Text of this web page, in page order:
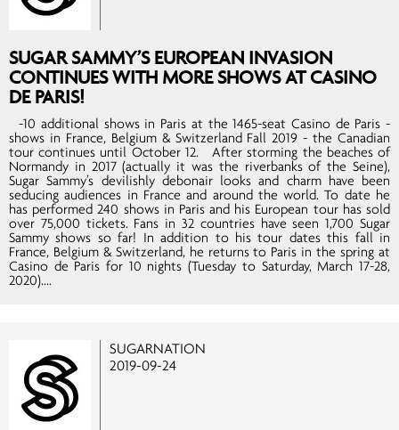
SUGAR SAMMY’S EUROPEAN INVASION
CONTINUES WITH MORE SHOWS AT CASINO
DE PARIS!
-10 additional shows in Paris at the 1465-seat Casino de Paris -
shows in France, Belgium & Switzerland Fall 2019 - the Canadian
tour continues until October 12. After storming the beaches of
Normandy in 2017 (actually it was the riverbanks of the Seine),
Sugar Sammy’s devilishly debonair looks and charm have been
seducing audiences in France and around the world. To date he
has performed 240 shows in Paris and his European tour has sold
over 75,000 tickets. Fans in 32 countries have seen 1,700 Sugar
Sammy shows so far! In addition to his tour dates this fall in
France, Belgium & Switzerland, he returns to Paris in the spring at
Casino de Paris for 10 nights (Tuesday to Saturday, March 17-28,
2020)....
SUGARNATION
2019-09-24